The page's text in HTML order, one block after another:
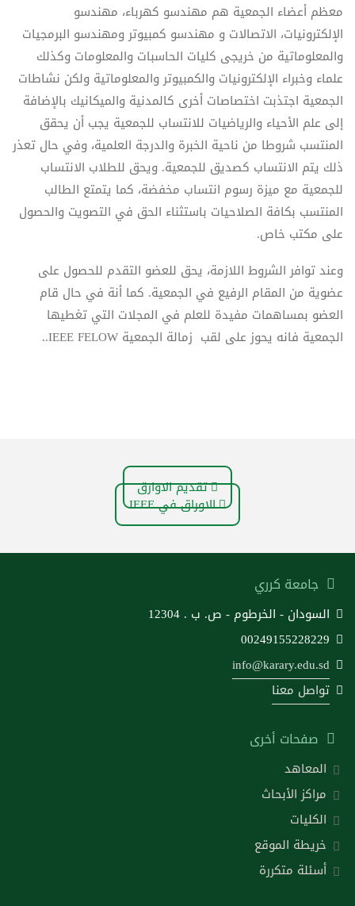
معظم أعضاء الجمعية هم مهندسو كهرباء، مهندسو
الإلكترونيات، الاتصالات و مهندسو كمبيوتر ومهندسو البرمجيات
والمعلوماتية من خريجى كليات الحاسبات والمعلومات وكذلك
علماء وخبراء الإلكترونيات والكمبيوتر والمعلوماتية ولكن نشاطات
الجمعية اجتذبت اختصاصات أخرى كالمدنية والميكانيك بالإضافة
إلى علم الأحياء والرياضيات للانتساب للجمعية يجب أن يحقق
المنتسب شروطا من ناحية الخبرة والدرجة العلمية، وفي حال تعذر
ذلك يتم الانتساب كصديق للجمعية. ويحق للطلاب الانتساب
للجمعية مع ميزة رسوم انتساب مخفضة، كما يتمتع الطالب
المنتسب بكافة الصلاحيات باستثناء الحق في التصويت والحصول
على مكتب خاص.
وعند توافر الشروط اللازمة، يحق للعضو التقدم للحصول على
عضوية من المقام الرفيع في الجمعية. كما أنة في حال قام
العضو بمساهمات مفيدة للعلم في المجلات التي تغطيها
الجمعية فانه يحوز على لقب زمالة الجمعية IEEE FELOW..
تقديم الاوارق
الاوراق في IEEE
جامعة كرري
السودان - الخرطوم - ص. ب . 12304
00249155228229
info@karary.edu.sd
تواصل معنا
صفحات أخرى
المعاهد
مراكز الأبحاث
الكليات
خريطة الموقع
أسئلة متكررة